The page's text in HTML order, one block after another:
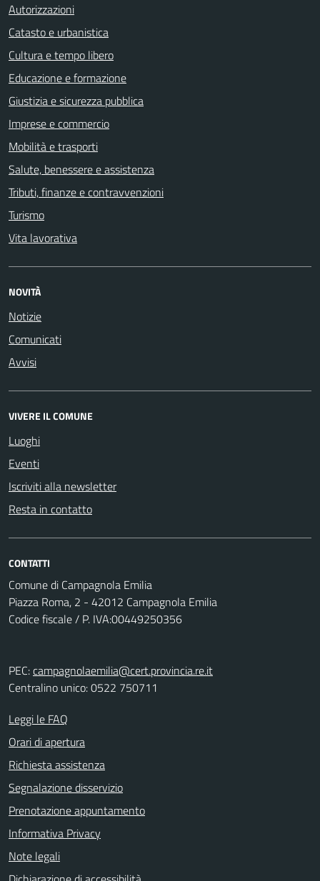
Autorizzazioni
Catasto e urbanistica
Cultura e tempo libero
Educazione e formazione
Giustizia e sicurezza pubblica
Imprese e commercio
Mobilità e trasporti
Salute, benessere e assistenza
Tributi, finanze e contravvenzioni
Turismo
Vita lavorativa
NOVITÀ
Notizie
Comunicati
Avvisi
VIVERE IL COMUNE
Luoghi
Eventi
Iscriviti alla newsletter
Resta in contatto
CONTATTI
Comune di Campagnola Emilia
Piazza Roma, 2 - 42012 Campagnola Emilia
Codice fiscale / P. IVA:00449250356
PEC:campagnolaemilia@cert.provincia.re.it
Centralino unico: 0522 750711
Leggi le FAQ
Orari di apertura
Richiesta assistenza
Segnalazione disservizio
Prenotazione appuntamento
Informativa Privacy
Note legali